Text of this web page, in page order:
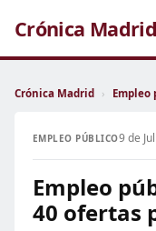
Crónica Madrid
Crónica Madrid › Empleo
EMPLEO PÚBLICO9 de
Empleo
40 ofertas